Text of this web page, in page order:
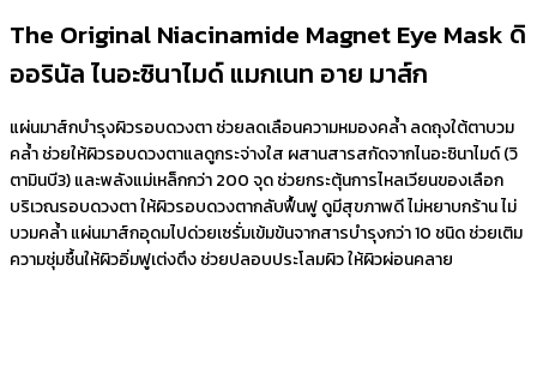
The Original Niacinamide Magnet Eye Mask ดิ
ออรินัล ไนอะซินาไมด์ แมกเนท อาย มาส์ก
แผ่นมาส์กบำรุงผิวรอบดวงตา ช่วยลดเลือนความหมองคล้ำ ลดถุงใต้ตาบวม
คล้ำ ช่วยให้ผิวรอบดวงตาแลดูกระจ่างใส ผสานสารสกัดจากไนอะซินาไมด์ (วิ
ตามินบี3) และพลังแม่เหล็กกว่า 200 จุด ช่วยกระตุ้นการไหลเวียนของเลือก
บริเวณรอบดวงตา ให้ผิวรอบดวงตากลับฟื้นฟู ดูมีสุขภาพดี ไม่หยาบกร้าน ไม่
บวมคล้ำ แผ่นมาส์กอุดมไปด่วยเซรั่มเข้มข้นจากสารบำรุงกว่า 10 ชนิด ช่วยเติม
ความชุ่มชื้นให้ผิวอิ่มฟูเต่งตึง ช่วยปลอบประโลมผิว ให้ผิวผ่อนคลาย